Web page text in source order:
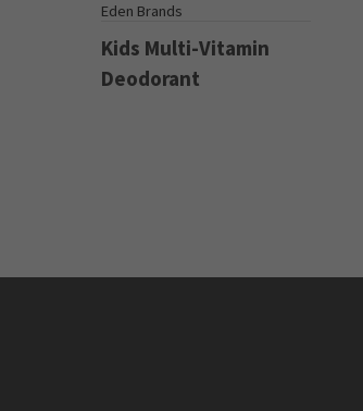
Eden Brands
Kids Multi-Vitamin
Deodorant